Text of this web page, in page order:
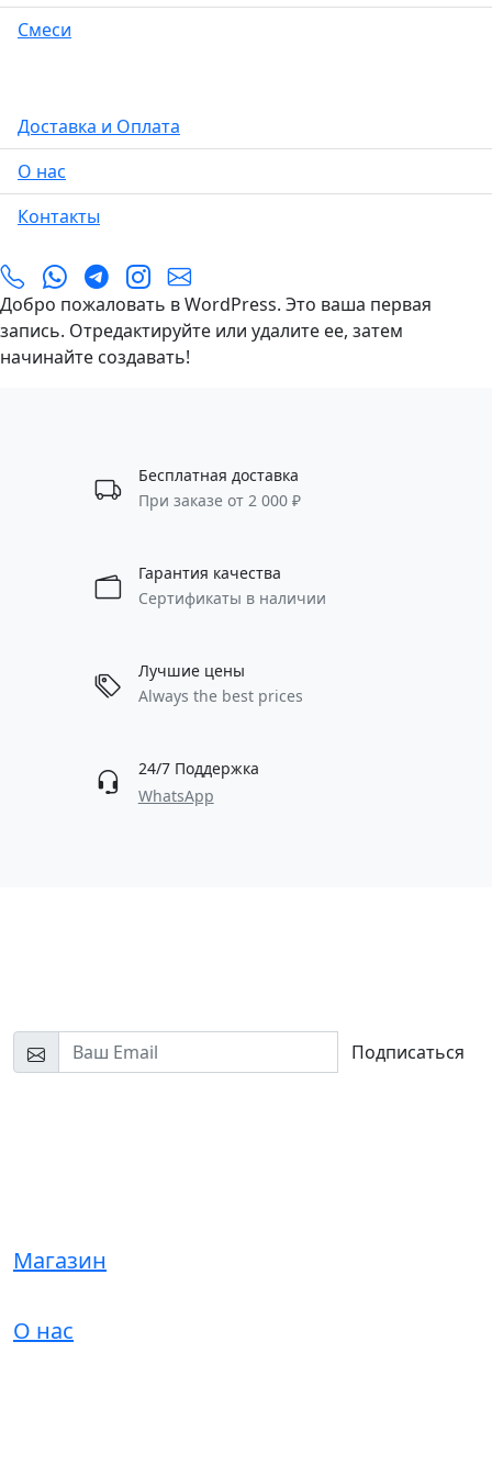
Смеси
Доставка и Оплата
О нас
Контакты
Добро пожаловать в WordPress. Это ваша первая
запись. Отредактируйте или удалите ее, затем
начинайте создавать!
Бесплатная доставка
При заказе от 2 000 ₽
Гарантия качества
Сертификаты в наличии
Лучшие цены
Always the best prices
24/7 Поддержка
WhatsApp
Подписаться
Магазин
О нас